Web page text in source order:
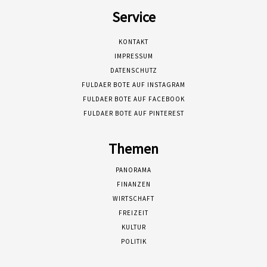
Service
KONTAKT
IMPRESSUM
DATENSCHUTZ
FULDAER BOTE AUF INSTAGRAM
FULDAER BOTE AUF FACEBOOK
FULDAER BOTE AUF PINTEREST
Themen
PANORAMA
FINANZEN
WIRTSCHAFT
FREIZEIT
KULTUR
POLITIK